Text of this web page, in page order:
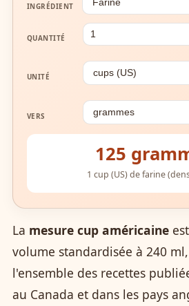
INGRÉDIENT
QUANTITÉ
UNITÉ
VERS
125
1 cup (US) de farine
La mesure cup américaine
volume standardisée à 240
l'ensemble des recettes
au Canada et dans les pays